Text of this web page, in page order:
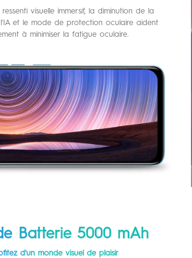
visuelle immersif, la diminution de la
et le mode de protection oculaire aident
à minimiser la fatigue oculaire.
Batterie 5000 mAh
d'un monde visuel de plaisir